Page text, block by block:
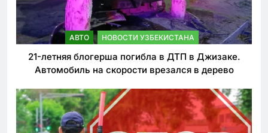
АВТО НОВОСТИ УЗБЕКИСТАНА
21-летняя блогерша погибла в ДТП в Джизаке.
Автомобиль на скорости врезался в дерево